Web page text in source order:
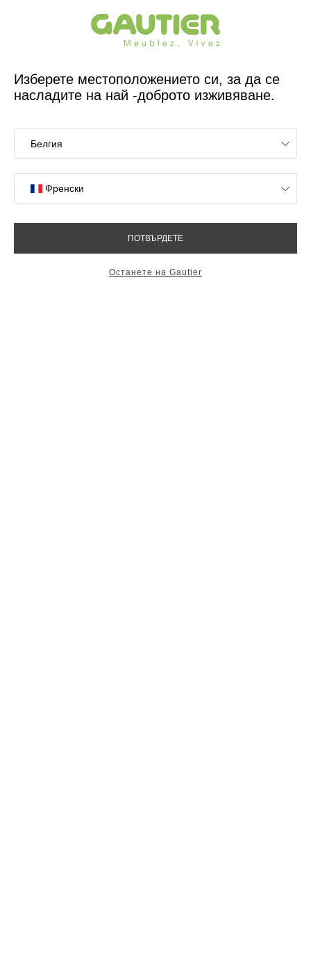
Френски дизайнер и производител на мебели за 65 години
У дома Декорация Декорации за стена